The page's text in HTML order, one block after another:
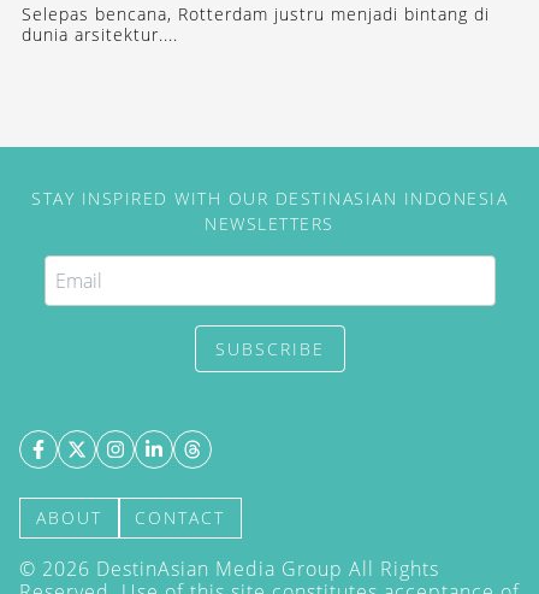
Selepas bencana, Rotterdam justru menjadi bintang di
dunia arsitektur....
STAY INSPIRED WITH OUR DESTINASIAN INDONESIA
NEWSLETTERS
SUBSCRIBE
ABOUT CONTACT
© 2026 DestinAsian Media Group All Rights